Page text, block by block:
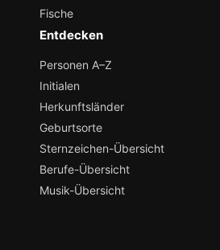
Fische
Entdecken
Personen A–Z
Initialen
Herkunftsländer
Geburtsorte
Sternzeichen-Übersicht
Berufe-Übersicht
Musik-Übersicht